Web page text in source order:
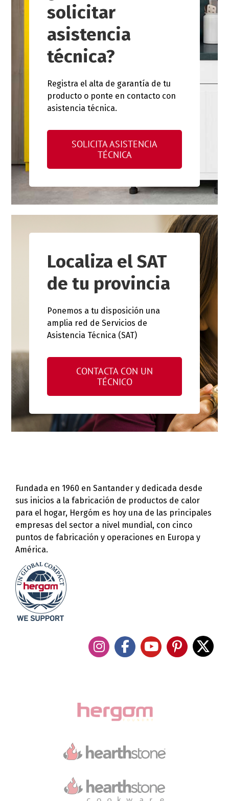
solicitar
asistencia
técnica?
Registra el alta de garantía de tu
producto o ponte en contacto con
asistencia técnica.
SOLICITA ASISTENCIA
TÉCNICA
Localiza el SAT
de tu provincia
Ponemos a tu disposición una
amplia red de Servicios de
Asistencia Técnica (SAT)
CONTACTA CON UN
TÉCNICO
Fundada en 1960 en Santander y dedicada desde
sus inicios a la fabricación de productos de calor
para el hogar, Hergóm es hoy una de las principales
empresas del sector a nivel mundial, con cinco
puntos de fabricación y operaciones en Europa y
América.